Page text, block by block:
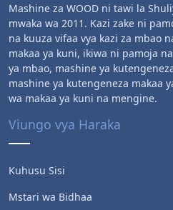
Mashine za WOOD ni tawi la
mwaka wa 2011. Kazi zake ni
na kuuza vifaa vya kazi za mbao
makaa ya kuni, ikiwa ni pamoja
ya mbao, mashine ya
mashine ya kutengeneza makaa
wa makaa ya kuni na mengine.
Viungo vya Haraka
Kuhusu Sisi
Mstari wa Bidhaa